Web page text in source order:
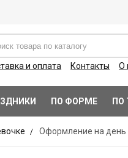
и оплата Контакты О
ПО ФОРМЕ ПО
Оформление на день